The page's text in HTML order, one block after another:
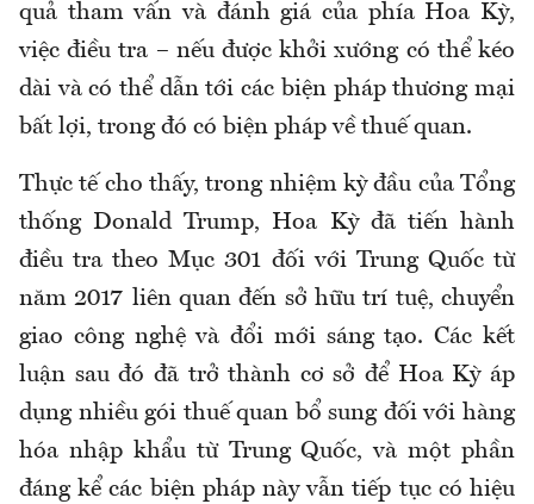
quả tham vấn và đánh giá của phía Hoa Kỳ,
việc điều tra – nếu được khởi xướng có thể kéo
dài và có thể dẫn tới các biện pháp thương mại
bất lợi, trong đó có biện pháp về thuế quan.
Thực tế cho thấy, trong nhiệm kỳ đầu của Tổng
thống Donald Trump, Hoa Kỳ đã tiến hành
điều tra theo Mục 301 đối với Trung Quốc từ
năm 2017 liên quan đến sở hữu trí tuệ, chuyển
giao công nghệ và đổi mới sáng tạo. Các kết
luận sau đó đã trở thành cơ sở để Hoa Kỳ áp
dụng nhiều gói thuế quan bổ sung đối với hàng
hóa nhập khẩu từ Trung Quốc, và một phần
đáng kể các biện pháp này vẫn tiếp tục có hiệu